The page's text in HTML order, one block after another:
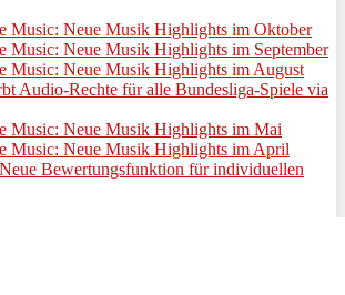
Music: Neue Musik Highlights im Oktober
Music: Neue Musik Highlights im September
Music: Neue Musik Highlights im August
Audio-Rechte für alle Bundesliga-Spiele via
Music: Neue Musik Highlights im Mai
Music: Neue Musik Highlights im April
Bewertungsfunktion für individuellen